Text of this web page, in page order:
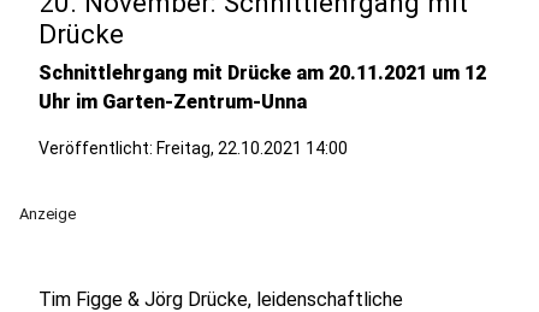
Drücke
Schnittlehrgang mit Drücke am 20.11.2021 um 12
Uhr im Garten-Zentrum-Unna
Veröffentlicht: Freitag, 22.10.2021 14:00
Anzeige
Tim Figge & Jörg Drücke, leidenschaftliche